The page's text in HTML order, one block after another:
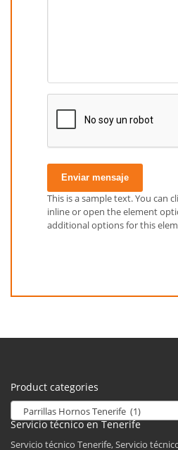
Enviar mensaje
This is a sample text. You can
inline or open the element
additional options for this
Product categories
Parrillas Hornos Tenerife (1)
Servicio técnico en Tenerife
Servicio técnico Tenerife, Servicio